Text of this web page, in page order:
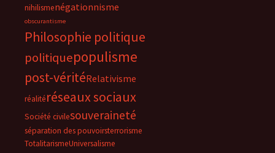
nihilismenégationnisme
obscurantisme
Philosophie politique
politiquepopulisme
post-véritéRelativisme
réalitéréseaux sociaux
Société civilesouveraineté
séparation des pouvoirsterrorisme
TotalitarismeUniversalisme